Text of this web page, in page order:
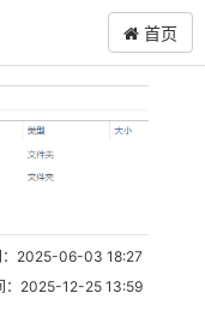
首页
：2025-06-03 18:27
：2025-12-25 13:59